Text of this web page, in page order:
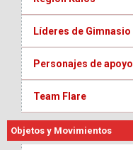
Líderes de Gimnasio
Personajes de apoyo
Team Flare
Objetos y Movimientos